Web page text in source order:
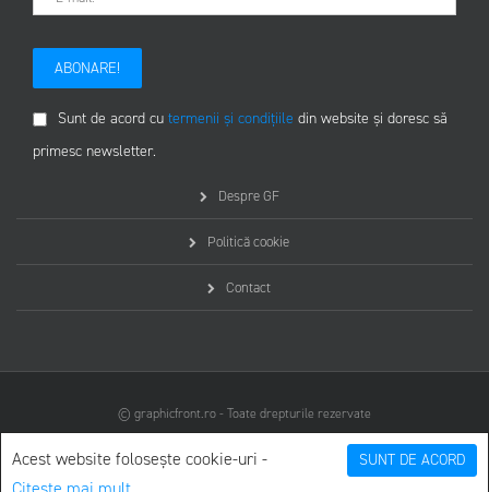
SUNT DE ACORD
Acest website folosește cookie-uri -
ABONARE!
Sunt de acord cu termenii și condițiile din website și doresc să
primesc newsletter.
Despre GF
Politică cookie
Contact
© graphicfront.ro - Toate drepturile rezervate